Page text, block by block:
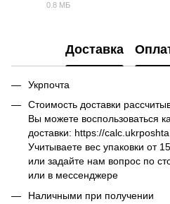
0.8 МБ
Доставка
Укрпочта
Стоимость доставки
Вы можете воспользоваться
доставки: https://
Учитываете вес упаковки от
или задайте нам вопрос по
или в мессенджере
Наличными при получении